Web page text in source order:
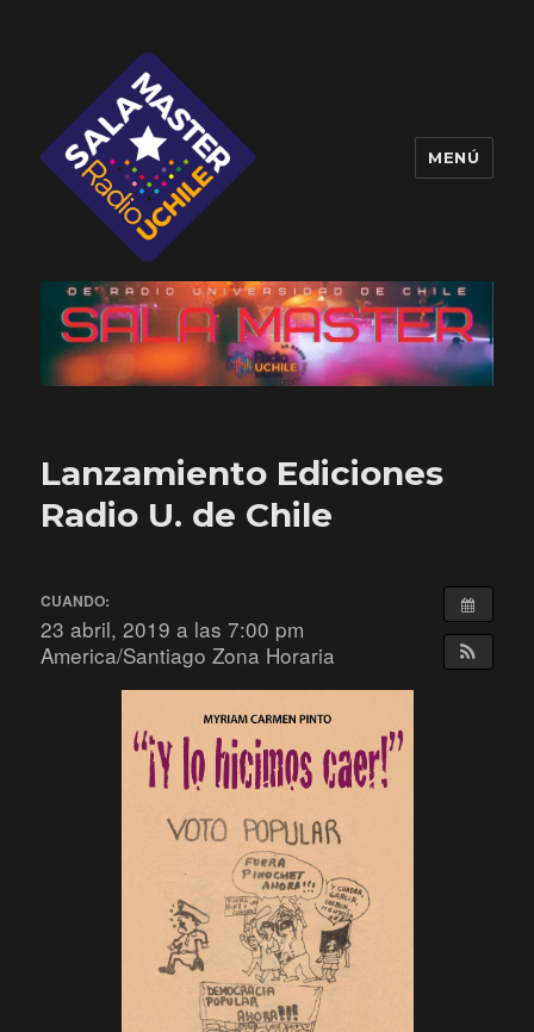
Sala Master
MENÚ
Lanzamiento Ediciones
Radio U. de Chile
CUANDO:
23 abril, 2019 a las 7:00 pm
America/Santiago Zona Horaria